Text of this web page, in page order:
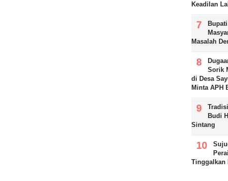
Keadilan
Masalah
Sorik
di Desa
Minta APH
Budi
Sintang
Tinggalkan